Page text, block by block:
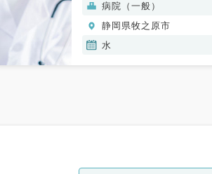
病院（一般）
静岡県牧之原市
水